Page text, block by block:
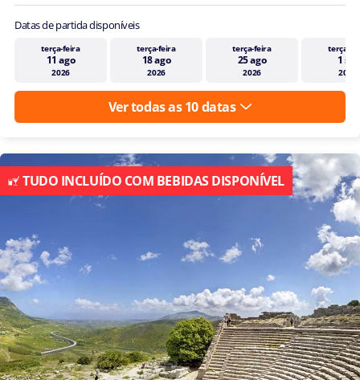
Datas de partida disponíveis
terça-feira
11 ago
2026
terça-feira
18 ago
2026
terça-feira
25 ago
2026
terça-
1 set
2026
Ver todas as 10 datas
TUDO INCLUÍDO COM BEBIDAS DISPONÍVEL
.